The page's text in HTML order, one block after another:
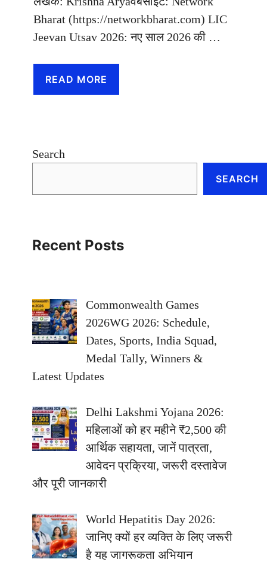
Bharat (https://networkbharat.com) LIC
Jeevan Utsav 2026: नए साल 2026 की …
READ MORE
Search
SEARCH
Recent Posts
Commonwealth Games
2026WG 2026: Schedule,
Dates, Sports, India Squad,
Medal Tally, Winners &
Latest Updates
Delhi Lakshmi Yojana 2026:
महिलाओं को हर महीने ₹2,500 की
आर्थिक सहायता, जानें पात्रता,
आवेदन प्रक्रिया, जरूरी दस्तावेज
और पूरी जानकारी
World Hepatitis Day 2026:
जानिए क्यों हर व्यक्ति के लिए जरूरी
है यह जागरूकता अभियान